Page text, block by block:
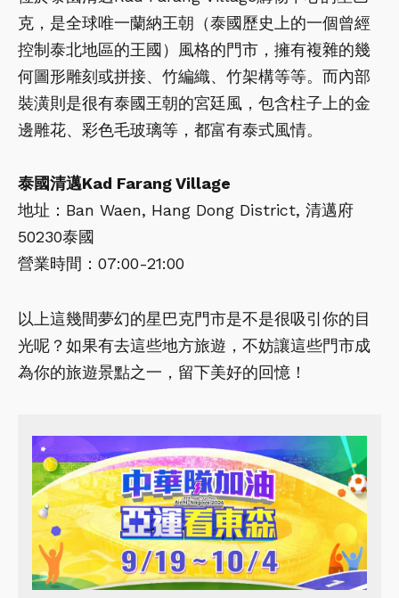
克，是全球唯一蘭納王朝（泰國歷史上的一個曾經
控制泰北地區的王國）風格的門市，擁有複雜的幾
何圖形雕刻或拼接、竹編織、竹架構等等。而內部
裝潢則是很有泰國王朝的宮廷風，包含柱子上的金
邊雕花、彩色毛玻璃等，都富有泰式風情。
泰國清邁Kad Farang Village
地址：Ban Waen, Hang Dong District, 清邁府
50230泰國
營業時間：07:00-21:00
以上這幾間夢幻的星巴克門市是不是很吸引你的目
光呢？如果有去這些地方旅遊，不妨讓這些門市成
為你的旅遊景點之一，留下美好的回憶！